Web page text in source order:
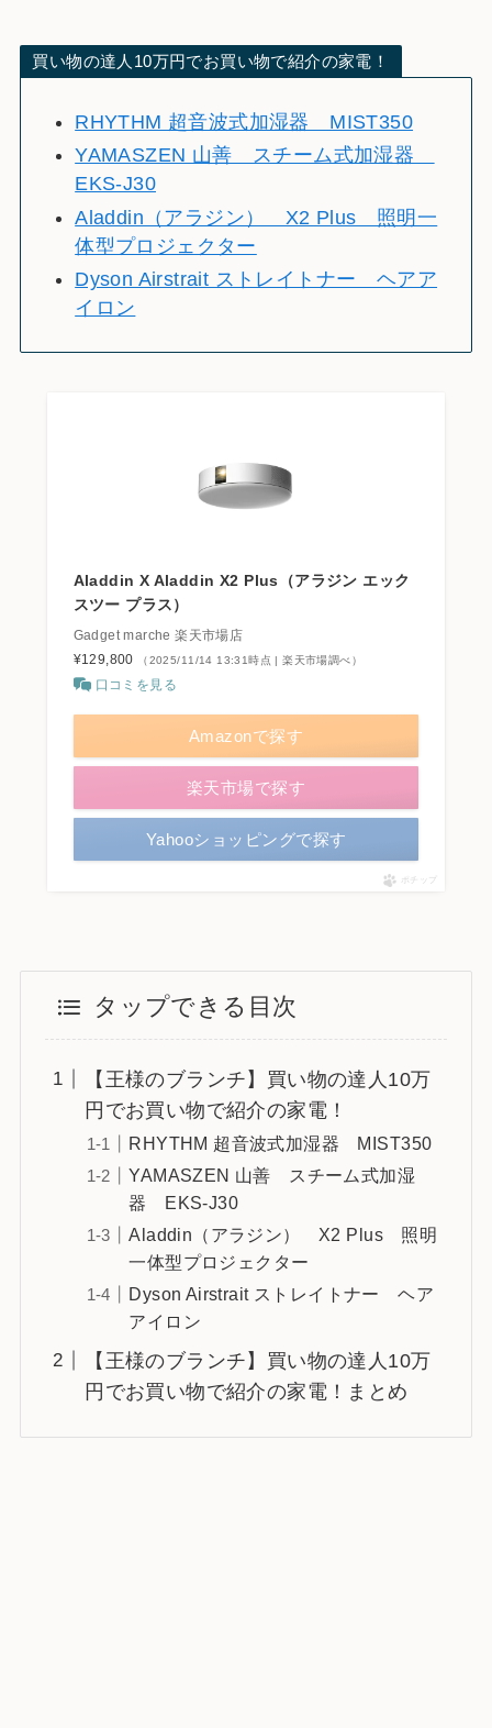
買い物の達人10万円でお買い物で紹介の家電！
RHYTHM 超音波式加湿器 MIST350
YAMASZEN 山善 スチーム式加湿器
EKS-J30
Aladdin（アラジン） X2 Plus 照明一
体型プロジェクター
Dyson Airstrait ストレイトナー ヘアア
イロン
Aladdin X Aladdin X2 Plus（アラジン エック
スツー プラス）
Gadget marche 楽天市場店
¥129,800
（2025/11/14 13:31時点 | 楽天市場調べ）
口コミを見る
Amazonで探す
楽天市場で探す
Yahooショッピングで探す
ポチップ
タップできる目次
【王様のブランチ】買い物の達人10万
円でお買い物で紹介の家電！
RHYTHM 超音波式加湿器 MIST350
YAMASZEN 山善 スチーム式加湿
器 EKS-J30
Aladdin（アラジン） X2 Plus 照明
一体型プロジェクター
Dyson Airstrait ストレイトナー ヘア
アイロン
【王様のブランチ】買い物の達人10万
円でお買い物で紹介の家電！まとめ